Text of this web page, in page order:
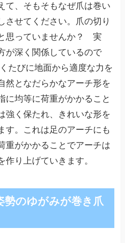
て、そもそもなぜ爪は巻い
させてください。爪の切り
思っていませんか？ 実
が深く関係しているので
たびに地面から適度な力を
然となだらかなアーチ形を
に均等に荷重がかかること
強く保たれ、きれいな形を
す。これは足のアーチにも
重がかかることでアーチは
り上げていきます。
勢のゆがみが巻き爪